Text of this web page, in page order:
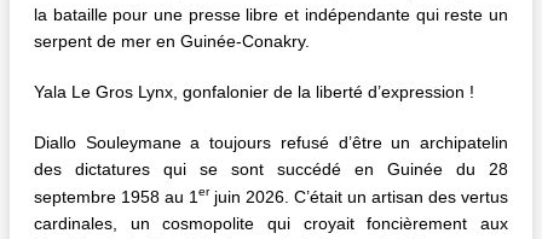
la bataille pour une presse libre et indépendante qui reste un
serpent de mer en Guinée-Conakry.
Yala Le Gros Lynx, gonfalonier de la liberté d’expression !
Diallo Souleymane a toujours refusé d’être un archipatelin
des dictatures qui se sont succédé en Guinée du 28
septembre 1958 au 1 erjuin 2026. C’était un artisan des vertus
cardinales, un cosmopolite qui croyait foncièrement aux